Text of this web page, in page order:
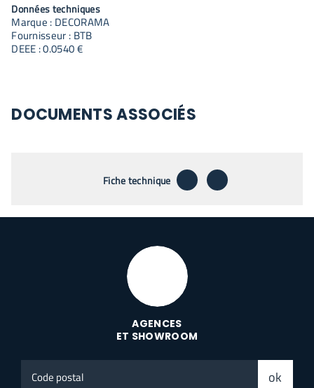
Données techniques
Marque : DECORAMA
Fournisseur : BTB
DEEE : 0.0540 €
DOCUMENTS ASSOCIÉS
Fiche technique téléchargerenvoyer par
AGENCES
ET SHOWROOM
postal
ok